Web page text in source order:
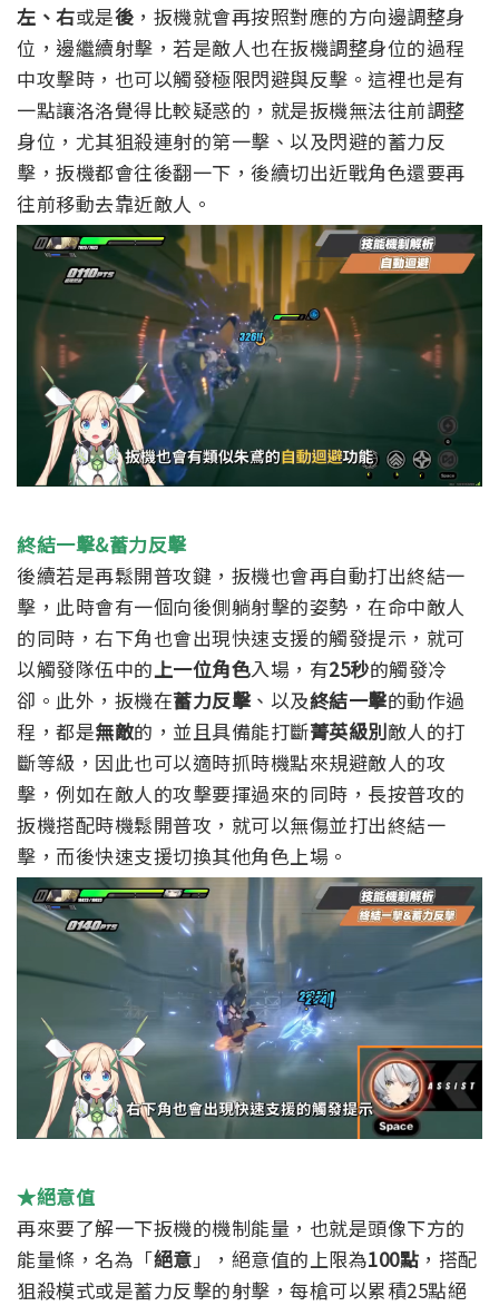
左、右或是後 ，扳機就會再按照對應的方向邊調整身
位，邊繼續射擊，若是敵人也在扳機調整身位的過程
中攻擊時，也可以觸發極限閃避與反擊。 這裡也是有
一點讓洛洛覺得比較疑惑的，就是扳機無法往前調整
身位，尤其狙殺連射的第一擊、以及閃避的蓄力反
擊，扳機都會往後翻一下，後續切出近戰角色還要再
往前移動去靠近敵人。
終結一擊&蓄力反擊
後續若是再鬆開普攻鍵，扳機也會再自動打出終結一
擊，此時會有一個向後側躺射擊的姿勢，在命中敵人
的同時， 右下角也會出現快速支援的觸發提示， 就可
以觸發隊伍中的上一位角色入場，有25秒的觸發冷
卻。 此外，扳機在蓄力反擊 、以及終結一擊的動作過
程，都是無敵的，並且具備能打斷菁英級別敵人的打
斷等級，因此也可以適時抓時機點來規避敵人的攻
擊，例如在敵人的攻擊要揮過來的同時，長按普攻的
扳機搭配時機鬆開普攻，就可以無傷並打出終結一
擊，而後快速支援切換其他角色上場。
★絕意值
再來要了解一下扳機的機制能量，也就是頭像下方的
能量條，名為「絕意」， 絕意值的上限為100點 ，搭配
狙殺模式或是蓄力反擊的射擊，每槍可以累積25點絕